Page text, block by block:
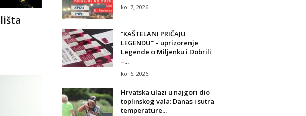
kol 7, 2026
“KAŠTELANI PRIČAJU
LEGENDU” – uprizorenje
Legende o Miljenku i Dobrili
–...
kol 6, 2026
Hrvatska ulazi u najgori dio
toplinskog vala: Danas i sutra
temperature...